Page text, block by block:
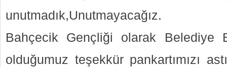
unutmadık,Unutmayacağız.
Bahçecik Gençliği olarak Belediye
olduğumuz teşekkür pankartımızı